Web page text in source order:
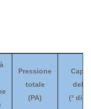
Pressione
totale
(PA)
(³ di